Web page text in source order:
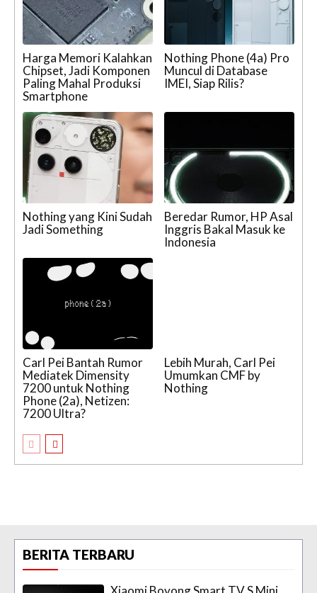
Harga Memori Kalahkan
Chipset, Jadi Komponen
Paling Mahal Produksi
Smartphone
Nothing Phone (4a) Pro
Muncul di Database
IMEI, Siap Rilis?
Nothing yang Kini Sudah
Jadi Something
Beredar Rumor, HP Asal
Inggris Bakal Masuk ke
Indonesia
Carl Pei Bantah Rumor
Mediatek Dimensity
7200 untuk Nothing
Phone (2a), Netizen:
7200 Ultra?
Lebih Murah, Carl Pei
Umumkan CMF by
Nothing
BERITA TERBARU